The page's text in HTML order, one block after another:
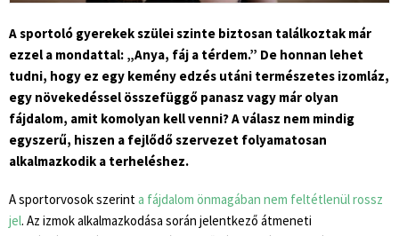
A sportoló gyerekek szülei szinte biztosan találkoztak már
ezzel a mondattal: „Anya, fáj a térdem.” De honnan lehet
tudni, hogy ez egy kemény edzés utáni természetes izomláz,
egy növekedéssel összefüggő panasz vagy már olyan
fájdalom, amit komolyan kell venni? A válasz nem mindig
egyszerű, hiszen a fejlődő szervezet folyamatosan
alkalmazkodik a terheléshez.
A sportorvosok szerinta fájdalom önmagában nem feltétlenül rossz
jel. Az izmok alkalmazkodása során jelentkező átmeneti